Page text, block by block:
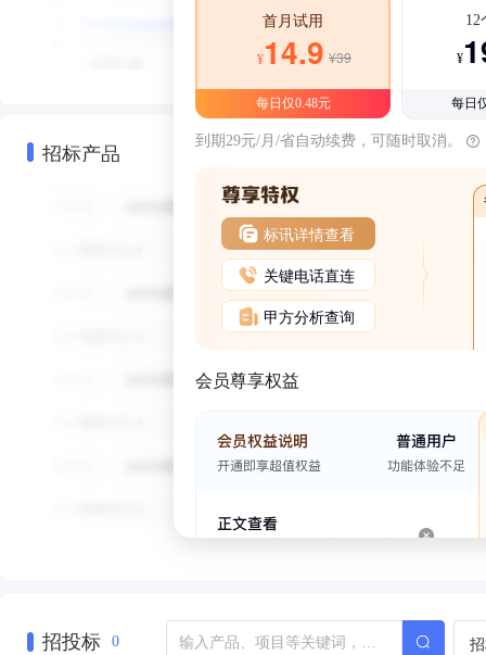
招标产品
首月试用
¥14.9 ¥39
每日仅0.48元
12
¥
每日
到期29元/月/省自动续费，可随时取消。
标讯详情查看
关键电话直连
甲方分析查询
会员尊享权益
招投标 0